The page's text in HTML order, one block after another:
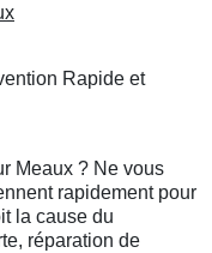
Rapide et
Meaux ? Ne vous
rapidement pour
la cause du
réparation de